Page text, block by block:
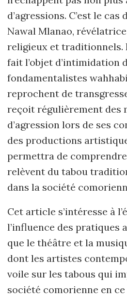
d’agressions. C’est le cas
Nawal Mlanao,
religieux et traditionnels.
fait l’objet d’intimidation
fonda­mentalistes
reprochent de
reçoit régulièrement des
d’agression lors de ses
des productions
permettra de
relèvent du tabou
dans la société
Cet article s’intéresse à
l’influence des pratiques
que le théâtre et la
dont les artistes
voile sur les tabous qui
société comorienne en